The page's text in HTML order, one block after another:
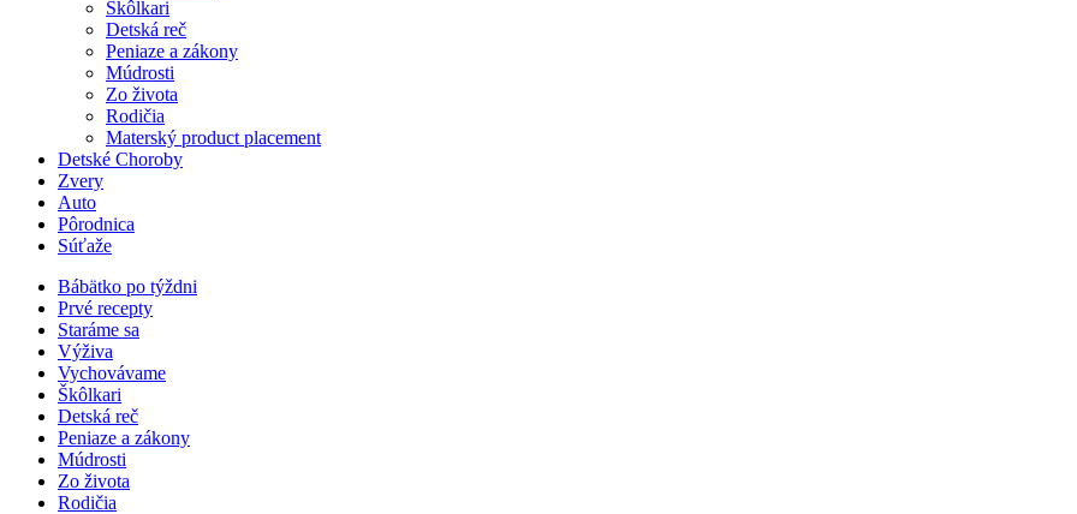
Škôlkari
Detská reč
Peniaze a zákony
Múdrosti
Zo života
Rodičia
Materský product placement
Detské Choroby
Zvery
Auto
Pôrodnica
Súťaže
Bábätko po týždni
Prvé recepty
Staráme sa
Výživa
Vychovávame
Škôlkari
Detská reč
Peniaze a zákony
Múdrosti
Zo života
Rodičia